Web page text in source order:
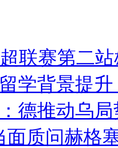
联赛第二
学背景提
德推动乌
面质问赫格